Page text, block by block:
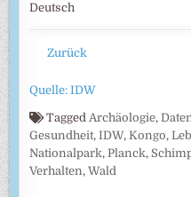
Deutsch
Zurück
Quelle: IDW
Tagged Archäologie,
Gesundheit,IDW,Kongo,
Nationalpark, Planck,
Verhalten,Wald